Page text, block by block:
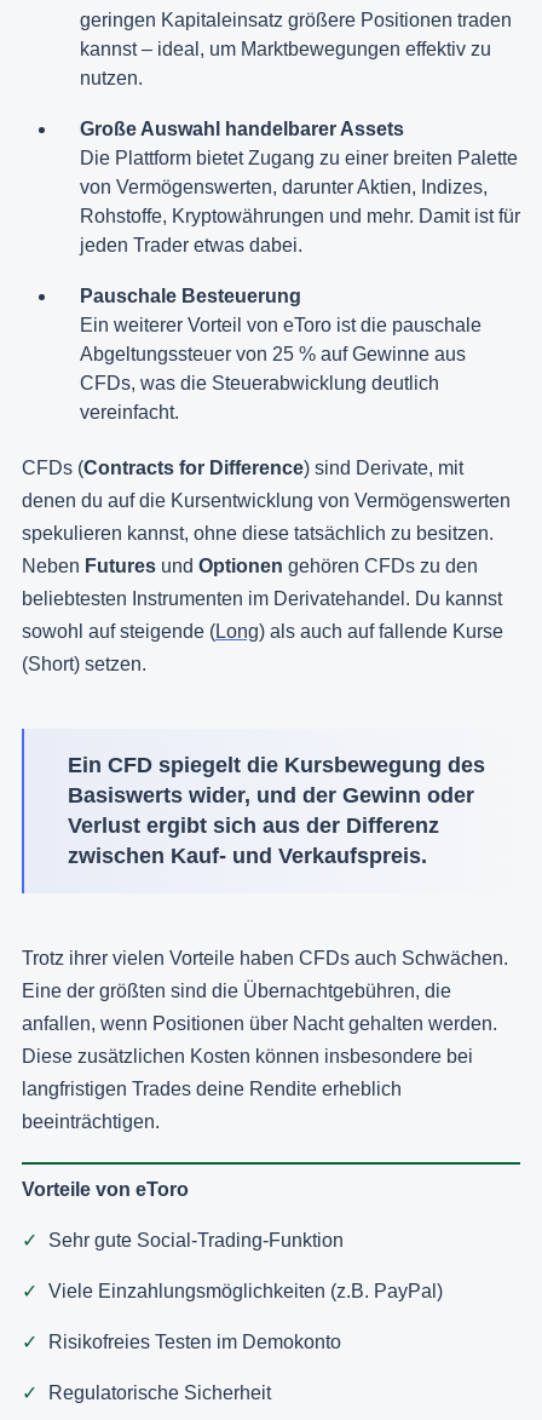
geringen Kapitaleinsatz größere Positionen traden
kannst – ideal, um Marktbewegungen effektiv zu
nutzen.
Große Auswahl handelbarer Assets
Die Plattform bietet Zugang zu einer breiten Palette
von Vermögenswerten, darunter Aktien, Indizes,
Rohstoffe, Kryptowährungen und mehr. Damit ist für
jeden Trader etwas dabei.
Pauschale Besteuerung
Ein weiterer Vorteil von eToro ist die pauschale
Abgeltungssteuer von 25 % auf Gewinne aus
CFDs, was die Steuerabwicklung deutlich
vereinfacht.
CFDs (Contracts for Difference) sind Derivate, mit
denen du auf die Kursentwicklung von Vermögenswerten
spekulieren kannst, ohne diese tatsächlich zu besitzen.
Neben Futures und Optionen gehören CFDs zu den
beliebtesten Instrumenten im Derivatehandel. Du kannst
sowohl auf steigende (Long) als auch auf fallende Kurse
(Short) setzen.
Ein CFD spiegelt die Kursbewegung des
Basiswerts wider, und der Gewinn oder
Verlust ergibt sich aus der Differenz
zwischen Kauf- und Verkaufspreis.
Trotz ihrer vielen Vorteile haben CFDs auch Schwächen.
Eine der größten sind die Übernachtgebühren, die
anfallen, wenn Positionen über Nacht gehalten werden.
Diese zusätzlichen Kosten können insbesondere bei
langfristigen Trades deine Rendite erheblich
beeinträchtigen.
Vorteile von eToro
Sehr gute Social-Trading-Funktion
Viele Einzahlungsmöglichkeiten (z.B. PayPal)
Risikofreies Testen im Demokonto
Regulatorische Sicherheit